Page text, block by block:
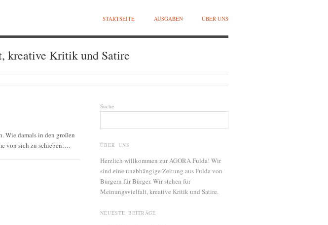
STARTSEITE AUSGABEN ÜBER UNS
kreative Kritik und Satire
Wie damals in den großen
von sich zu schieben….
Suche
ÜBER UNS
Herzlich willkommen zur AGORA Fulda! Wir
sind eine unabhängige Zeitung aus Fulda von
Bürgern für Bürger. Wir stehen für
Meinungsvielfalt, kreative Kritik und Satire.
NEUESTE BEITRÄGE